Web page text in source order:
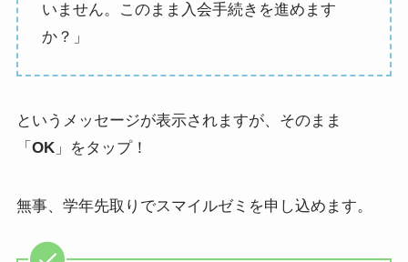
いません。このまま入会手続きを進めます
か？」
というメッセージが表示されますが、そのまま
「 OK」をタップ！
無事、学年先取りでスマイルゼミを申し込めます。